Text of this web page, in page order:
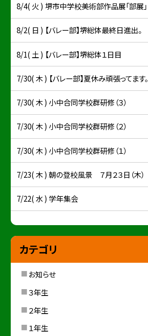
8/4( 火 ) 堺市中学校美術部作品展「部展」
8/2( 日 ) 【バレー部】堺総体最終日進出。
8/1( 土 ) 【バレー部】堺総体１日目
7/30( 木 ) 【バレー部】夏休み頑張ってます。
7/30( 木 ) 小中合同学校群研修（３）
7/30( 木 ) 小中合同学校群研修（２）
7/30( 木 ) 小中合同学校群研修（１）
7/23( 木 ) 朝の登校風景 ７月２３日（木）
7/22( 水 ) 学年集会
カテゴリ
お知らせ
３年生
２年生
１年生